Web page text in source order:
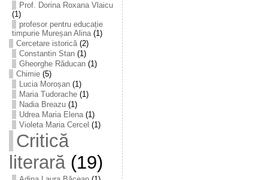
Prof. Dorina Roxana Vlaicu
(1)
profesor pentru educație
timpurie Mureșan Alina(1)
Cercetare istorică(2)
Constantin Stan(1)
Gheorghe Răducan(1)
Chimie(5)
Lucia Moroșan(1)
Maria Tudorache(1)
Nadia Breazu(1)
Udrea Maria Elena(1)
Violeta Maria Cercel (1)
Critică
literară(19)